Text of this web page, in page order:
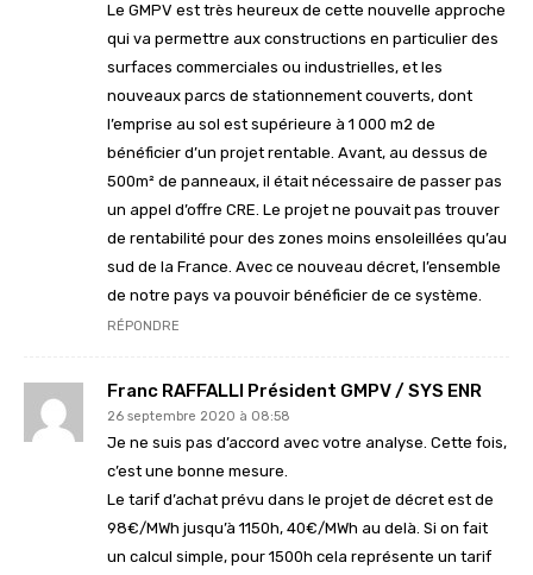
Le GMPV est très heureux de cette nouvelle approche
qui va permettre aux constructions en particulier des
surfaces commerciales ou industrielles, et les
nouveaux parcs de stationnement couverts, dont
l’emprise au sol est supérieure à 1 000 m2 de
bénéficier d’un projet rentable. Avant, au dessus de
500m² de panneaux, il était nécessaire de passer pas
un appel d’offre CRE. Le projet ne pouvait pas trouver
de rentabilité pour des zones moins ensoleillées qu’au
sud de la France. Avec ce nouveau décret, l’ensemble
de notre pays va pouvoir bénéficier de ce système.
RÉPONDRE
Franc RAFFALLI Président GMPV / SYS ENR
26 septembre 2020 à 08:58
Je ne suis pas d’accord avec votre analyse. Cette fois,
c’est une bonne mesure.
Le tarif d’achat prévu dans le projet de décret est de
98€/MWh jusqu’à 1150h, 40€/MWh au delà. Si on fait
un calcul simple, pour 1500h cela représente un tarif